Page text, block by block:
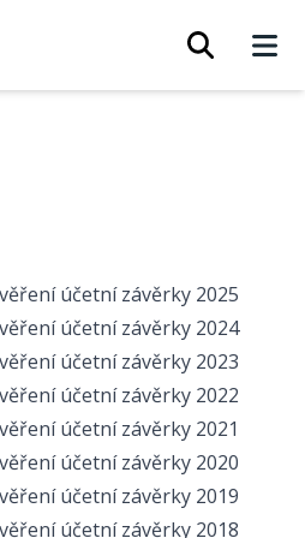
účetní závěrky 2025
účetní závěrky 2024
účetní závěrky 2023
účetní závěrky 2022
účetní závěrky 2021
účetní závěrky 2020
účetní závěrky 2019
účetní závěrky 2018